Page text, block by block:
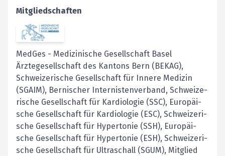
Mitgliedschaften
MedGes - Medizinische Gesellschaft Basel
Ärz­te­ge­sell­schaft des Kan­tons Bern (BEKAG),
Schwei­ze­ri­sche Ge­sell­schaft für In­ne­re Me­di­zin
(SGAIM), Ber­ni­scher In­ter­nis­ten­ver­band, Schwei­ze­
ri­sche Ge­sell­schaft für Kar­dio­lo­gie (SSC), Eu­ro­päi­
sche Ge­sell­schaft für Kar­dio­lo­gie (ESC), Schwei­ze­ri­
sche Ge­sell­schaft für Hy­per­to­nie (SSH), Eu­ro­päi­
sche Ge­sell­schaft für Hy­per­to­nie (ESH), Schwei­ze­ri­
sche Ge­sell­schaft für Ul­tra­schall (SGUM), Mit­glied